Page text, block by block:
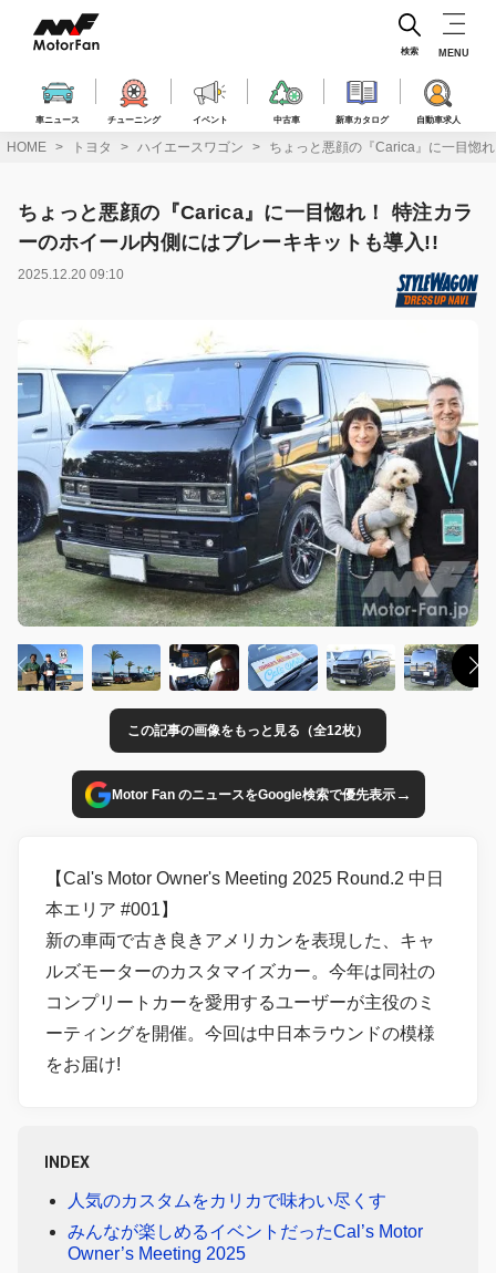
ス
車ニュース チューニング イベント 中古車 新車カタログ 自動車求人
検索 MENU
HOME トヨタ ハイエースワゴン ちょっと悪顔の『Carica』に一目惚
ちょっと悪顔の『Carica』に一目惚れ！ 特注カラ
ーのホイール内側にはブレーキキットも導入!!
2025.12.20 09:10
この記事の画像をもっと見る（全12枚）
Motor Fan のニュースをGoogle検索で優先表示→
【Cal's Motor Owner's Meeting 2025 Round.2 中日
本エリア #001】
新の車両で古き良きアメリカンを表現した、キャ
ルズモーターのカスタマイズカー。今年は同社の
コンプリートカーを愛用するユーザーが主役のミ
ーティングを開催。今回は中日本ラウンドの模様
をお届け!
INDEX
人気のカスタムをカリカで味わい尽くす
みんなが楽しめるイベントだったCal’s Motor
Owner’s Meeting 2025